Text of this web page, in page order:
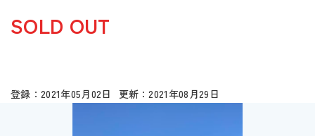
SOLD OUT
2021年05月02日 2021年08月29日